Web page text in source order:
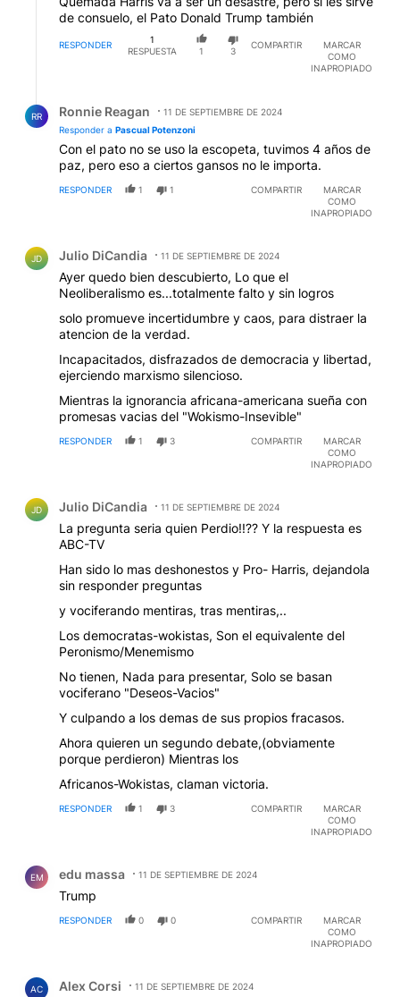
de consuelo, el Pato Donald Trump también
RESPONDER
1
RESPUESTA
1 3
COMPARTIR
MARCAR
COMO
INAPROPIADO
RR Ronnie Reagan
11 DE SEPTIEMBRE DE 2024
Responder a Pascual Potenzoni
Con el pato no se uso la escopeta, tuvimos 4 años de
paz, pero eso a ciertos gansos no le importa.
RESPONDER 1 1 COMPARTIR
MARCAR
COMO
INAPROPIADO
JD Julio DiCandia 11 DE SEPTIEMBRE DE 2024
Ayer quedo bien descubierto, Lo que el
Neoliberalismo es...totalmente falto y sin logros
solo promueve incertidumbre y caos, para distraer la
atencion de la verdad.
Incapacitados, disfrazados de democracia y libertad,
ejerciendo marxismo silencioso.
Mientras la ignorancia africana-americana sueña con
promesas vacias del "Wokismo-Insevible"
RESPONDER 1 3 COMPARTIR
MARCAR
COMO
INAPROPIADO
JD Julio DiCandia 11 DE SEPTIEMBRE DE 2024
La pregunta seria quien Perdio!!?? Y la respuesta es
ABC-TV
Han sido lo mas deshonestos y Pro- Harris, dejandola
sin responder preguntas
y vociferando mentiras, tras mentiras,..
Los democratas-wokistas, Son el equivalente del
Peronismo/Menemismo
No tienen, Nada para presentar, Solo se basan
vociferano "Deseos-Vacios"
Y culpando a los demas de sus propios fracasos.
Ahora quieren un segundo debate,(obviamente
porque perdieron) Mientras los
Africanos-Wokistas, claman victoria.
RESPONDER 1 3 COMPARTIR
MARCAR
COMO
INAPROPIADO
EM edu massa 11 DE SEPTIEMBRE DE 2024
Trump
RESPONDER 0 0 COMPARTIR
MARCAR
COMO
INAPROPIADO
AC Alex Corsi 11 DE SEPTIEMBRE DE 2024